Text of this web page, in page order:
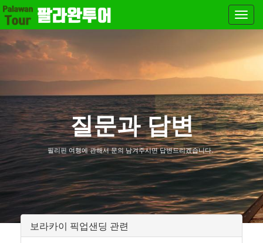
질문과 답변
필리핀 여행에 관해서 문의 남겨주시면 답변드리겠습니다.
보라카이 픽업샌딩 관련